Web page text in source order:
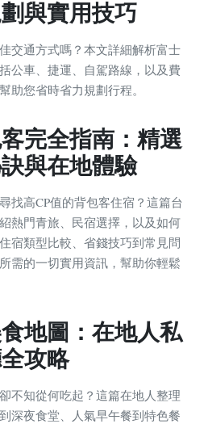
與實用技巧
交通方式嗎？本文詳細解析富士
公車、捷運、自駕路線，以及費
助您省時省力規劃行程。
完全指南：精選
與在地體驗
找高CP值的背包客住宿？這篇台
熱門青旅、民宿選擇，以及如何
宿類型比較、省錢技巧到常見問
需的一切實用資訊，幫助你輕鬆
地圖：在地人私
攻略
不知從何吃起？這篇在地人整理
深夜食堂、人氣早午餐到特色餐